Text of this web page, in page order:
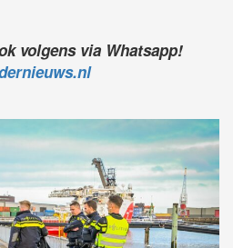
volgens via Whatsapp!